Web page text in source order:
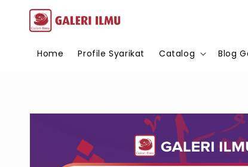
Home Profile Syarikat Catalog Blog